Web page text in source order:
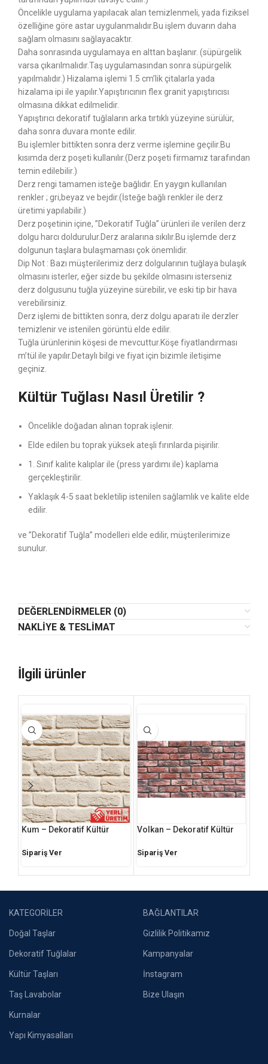
Öncelikle uygulama yapılacak alan temizlenmeli, yada fiziksel
özelliğine göre astar uygulanmalıdır.Bu işlem duvarın daha
sağlam olmasını sağlayacaktır.
Daha sonrasında uygulamaya en alttan başlanır. (süpürgelik
varsa çıkarılmalıdır.Taş uygulamasından sonra süpürgelik
yapılmalıdır.) Hizalama işlemi 1.5 cm’lik çitalarla yada
hizalama ipi ile yapılır.Yapıştırıcının flex granit yapıştırıcısı
olmasına dikkat edilmelidir.
Yapıştırıcı dekoratif tuğlaların arka tırtıklı yüzeyine sürülür,
daha sonra duvara monte edilir.
Bu işlemler bittikten sonra derz verme işlemine geçilir.Bu
kısımda derz poşeti kullanılır.(Derz poşeti firmamız tarafından
temin edilebilir.)
Derz rengi tamamen isteğe bağlıdır. En yaygın kullanılan
renkler ; gri,beyaz ve bejdir.(İsteğe bağlı renkler ile derz
üretimi yapılabilir.)
Derz poşetinin içine, ”Dekoratif Tuğla” ürünleri ile verilen derz
dolgu harcı doldurulur.Derz aralarına sıkılır.Bu işlemde derz
dolgunun taşlara bulaşmaması çok önemlidir.
Dip Not : Bazı müşterilerimiz derz dolgularının tuğlaya bulaşık
olmasını isterler, eğer sizde bu şekilde olmasını isterseniz
derz dolgusunu tuğla yüzeyine sürebilir, ve eski tip bir hava
verebilirsiniz.
Derz işlemi de bittikten sonra, derz dolgu aparatı ile derzler
temizlenir ve istenilen görüntü elde edilir.
Tuğla ürünlerinin köşesi de mevcuttur.Köşe fiyatlandırması
m’tül ile yapılır.Detaylı bilgi ve fiyat için bizimle iletişime
geçiniz.
Kültür Tuğlası Nasıl Üretilir ?
Öncelikle doğadan alınan toprak işlenir.
Elde edilen bu toprak yüksek ateşli fırınlarda pişirilir.
1. Sınıf kalite kalıplar ile (press yardımı ile) kaplama
gerçekleştirilir.
Yaklaşık 4-5 saat bekletilip istenilen sağlamlık ve kalite elde
edilir.
ve ”Dekoratif Tuğla” modelleri elde edilir, müşterilerimize
sunulur.
DEĞERLENDIRMELER (0)
NAKLIYE & TESLIMAT
İlgili ürünler
Kum – Dekoratif Kültür
Sipariş Ver
Volkan – Dekoratif Kültür
Sipariş Ver
KATEGORİLER
Doğal Taşlar
Dekoratif Tuğlalar
Kültür Taşları
Taş Lavabolar
Kurnalar
Yapı Kimyasalları
BAĞLANTILAR
Gizlilik Politikamız
Kampanyalar
İnstagram
Bize Ulaşın